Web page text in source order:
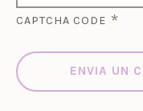
CAPTCHA CODE *